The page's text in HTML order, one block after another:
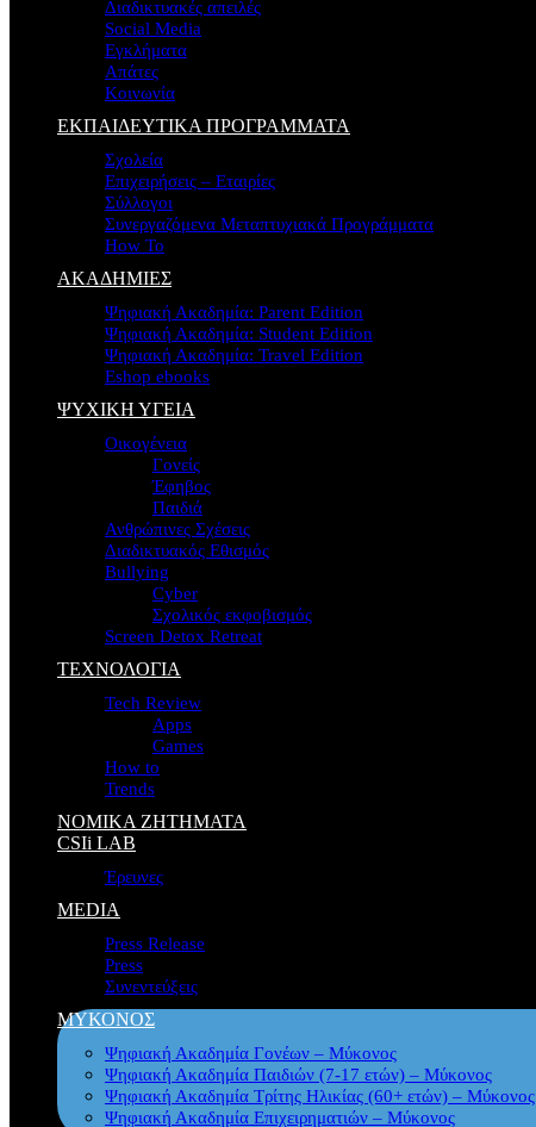
Διαδικτυακές απειλές
Social Media
Εγκλήματα
Απάτες
Κοινωνία
ΕΚΠΑΙΔΕΥΤΙΚΑ ΠΡΟΓΡΑΜΜΑΤΑ
Σχολεία
Επιχειρήσεις – Εταιρίες
Σύλλογοι
Συνεργαζόμενα Μεταπτυχιακά Προγράμματα
How To
ΑΚΑΔΗΜΙΕΣ
Ψηφιακή Ακαδημία: Parent Edition
Ψηφιακή Ακαδημία: Student Edition
Ψηφιακή Ακαδημία: Travel Edition
Eshop ebooks
ΨΥΧΙΚΗ ΥΓΕΙΑ
Οικογένεια
Γονείς
Έφηβος
Παιδιά
Ανθρώπινες Σχέσεις
Διαδικτυακός Εθισμός
Bullying
Cyber
Σχολικός εκφοβισμός
Screen Detox Retreat
ΤΕΧΝΟΛΟΓΙΑ
Tech Review
Apps
Games
How to
Trends
ΝΟΜΙΚΑ ΖΗΤΗΜΑΤΑ
CSIi LAB
Έρευνες
MEDIA
Press Release
Press
Συνεντεύξεις
ΜΥΚΟΝΟΣ
Ψηφιακή Ακαδημία Γονέων – Μύκονος
Ψηφιακή Ακαδημία Παιδιών (7-17 ετών) – Μύκονος
Ψηφιακή Ακαδημία Τρίτης Ηλικίας (60+ ετών) – Μύκονος
Ψηφιακή Ακαδημία Επιχειρηματιών – Μύκονος